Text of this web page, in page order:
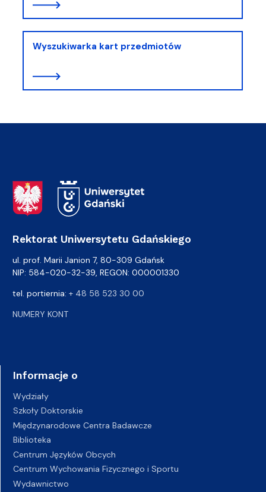
Wyszukiwarka kart przedmiotów
Adres Rektoratu
Rektorat Uniwersytetu Gdańskiego
ul. prof. Marii Janion 7, 80-309 Gdańsk
NIP: 584-020-32-39, REGON: 000001330
tel. portiernia: + 48 58 523 30 00
NUMERY KONT
Informacje o
Wydziały
Szkoły Doktorskie
Międzynarodowe Centra Badawcze
Biblioteka
Centrum Języków Obcych
Centrum Wychowania Fizycznego i Sportu
Wydawnictwo